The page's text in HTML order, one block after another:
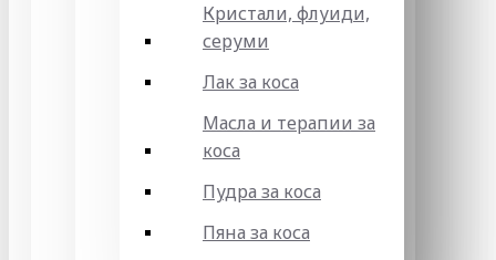
Кристали, флуиди,
серуми
Лак за коса
Масла и терапии за
коса
Пудра за коса
Пяна за коса